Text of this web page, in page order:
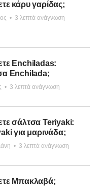
κάρυ γαρίδας;
• 3 λεπτά ανάγνωση
Enchiladas:
Enchilada;
• 3 λεπτά ανάγνωση
σάλτσα Teriyaki:
για μαρινάδα;
• 3 λεπτά ανάγνωση
Μπακλαβά;